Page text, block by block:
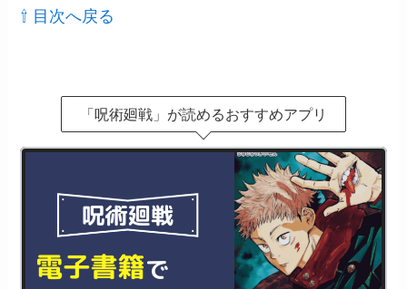
⇧ 目次へ戻る
「呪術廻戦」が読めるおすすめアプリ